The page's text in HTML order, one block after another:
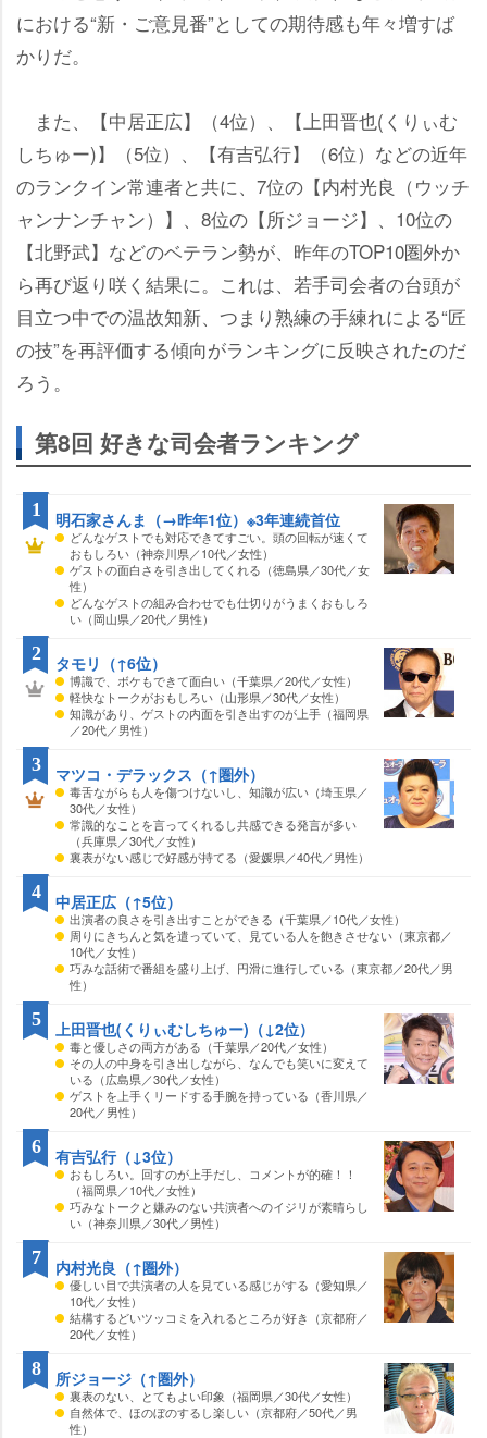
における“新・ご意見番”としての期待感も年々増すば
かりだ。
また、【中居正広】（4位）、【上田晋也(くりぃむ
しちゅー)】（5位）、【有吉弘行】（6位）などの近年
のランクイン常連者と共に、7位の【内村光良（ウッチ
ャンナンチャン）】、8位の【所ジョージ】、10位の
【北野武】などのベテラン勢が、昨年のTOP10圏外か
ら再び返り咲く結果に。これは、若手司会者の台頭が
目立つ中での温故知新、つまり熟練の手練れによる“匠
の技”を再評価する傾向がランキングに反映されたのだ
ろう。
第8回 好きな司会者ランキング
明石家さんま（→昨年1位）※3年連続首位
どんなゲストでも対応できてすごい。頭の回転が速くて
おもしろい（神奈川県／10代／女性）
ゲストの面白さを引き出してくれる（徳島県／30代／女
性）
どんなゲストの組み合わせでも仕切りがうまくおもしろ
い（岡山県／20代／男性）
1
タモリ（↑6位）
博識で、ボケもできて面白い（千葉県／20代／女性）
軽快なトークがおもしろい（山形県／30代／女性）
知識があり、ゲストの内面を引き出すのが上手（福岡県
／20代／男性）
2
マツコ・デラックス（↑圏外）
毒舌ながらも人を傷つけないし、知識が広い（埼玉県／
30代／女性）
常識的なことを言ってくれるし共感できる発言が多い
（兵庫県／30代／女性）
裏表がない感じで好感が持てる（愛媛県／40代／男性）
3
中居正広（↑5位）
出演者の良さを引き出すことができる（千葉県／10代／女性）
周りにきちんと気を遣っていて、見ている人を飽きさせない（東京都／
10代／女性）
巧みな話術で番組を盛り上げ、円滑に進行している（東京都／20代／男
性）
4
上田晋也(くりぃむしちゅー)（↓2位）
毒と優しさの両方がある（千葉県／20代／女性）
その人の中身を引き出しながら、なんでも笑いに変えて
いる（広島県／30代／女性）
ゲストを上手くリードする手腕を持っている（香川県／
20代／男性）
5
有吉弘行（↓3位）
おもしろい。回すのが上手だし、コメントが的確！！
（福岡県／10代／女性）
巧みなトークと嫌みのない共演者へのイジリが素晴らし
い（神奈川県／30代／男性）
6
内村光良（↑圏外）
優しい目で共演者の人を見ている感じがする（愛知県／
10代／女性）
結構するどいツッコミを入れるところが好き（京都府／
20代／女性）
7
所ジョージ（↑圏外）
裏表のない、とてもよい印象（福岡県／30代／女性）
自然体で、ほのぼのするし楽しい（京都府／50代／男
性）
8